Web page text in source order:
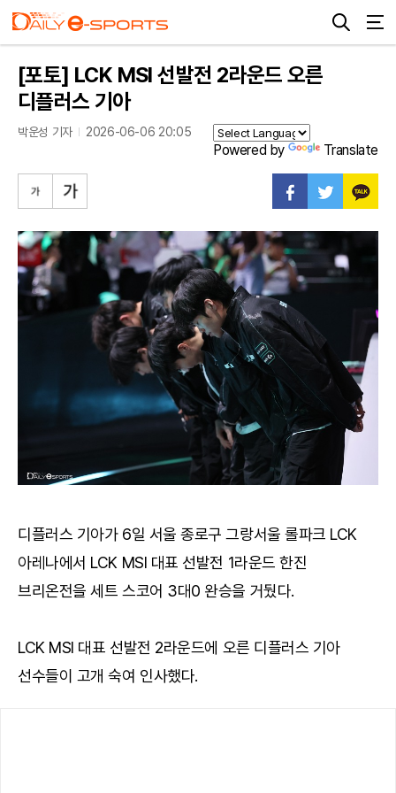
[포토] LCK MSI 선발전 2라운드 오른
디플러스 기아
박운성 기자 2026-06-06 20:05
Powered by Translate
디플러스 기아가 6일 서울 종로구 그랑서울 롤파크 LCK
아레나에서 LCK MSI 대표 선발전 1라운드 한진
브리온전을 세트 스코어 3대0 완승을 거뒀다.
LCK MSI 대표 선발전 2라운드에 오른 디플러스 기아
선수들이 고개 숙여 인사했다.